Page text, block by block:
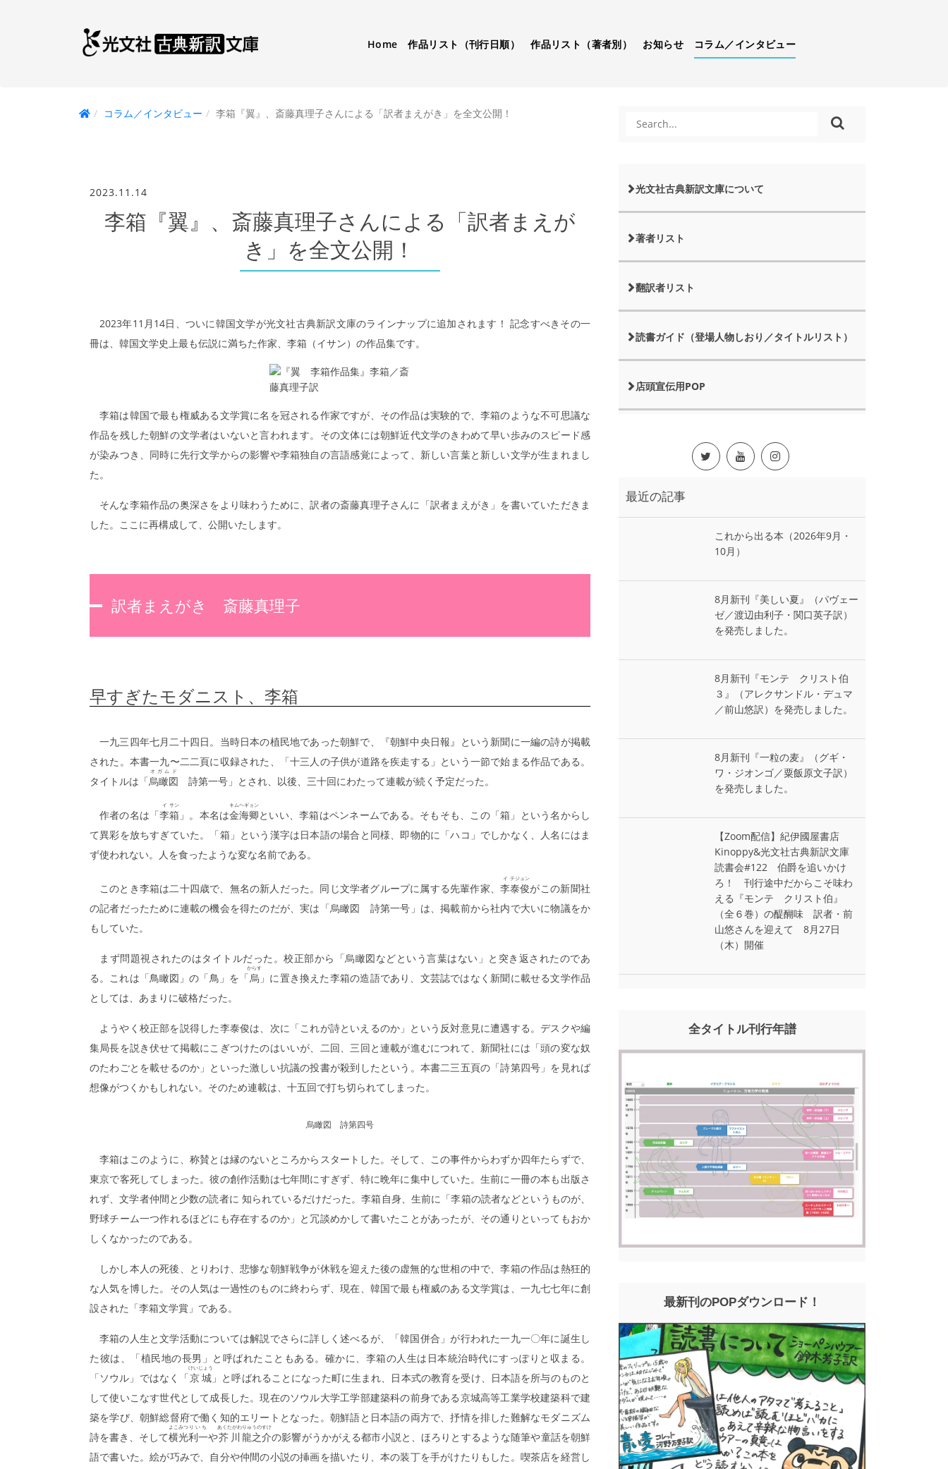
Home 作品リスト（刊行日順） 作品リスト（著者別） お知らせ コラム／インタビュー
コラム／インタビュー 李箱『翼』、斎藤真理子さんによる「訳者まえがき」を全文公開！
2023.11.14
李箱『翼』、斎藤真理子さんによる「訳者まえが
き」を全文公開！
2023年11月14日、ついに韓国文学が光文社古典新訳文庫のラインナップに追加されます！ 記念すべきその一
冊は、韓国文学史上最も伝説に満ちた作家、李箱（イサン）の作品集です。
李箱は韓国で最も権威ある文学賞に名を冠される作家ですが、その作品は実験的で、李箱のような不可思議な
作品を残した朝鮮の文学者はいないと言われます。その文体には朝鮮近代文学のきわめて早い歩みのスピード感
が染みつき、同時に先行文学からの影響や李箱独自の言語感覚によって、新しい言葉と新しい文学が生まれまし
た。
そんな李箱作品の奥深さをより味わうために、訳者の斎藤真理子さんに「訳者まえがき」を書いていただきま
した。ここに再構成して、公開いたします。
訳者まえがき 斎藤真理子
早すぎたモダニスト、李箱
一九三四年七月二十四日。当時日本の植民地であった朝鮮で、『朝鮮中央日報』という新聞に一編の詩が掲載
された。本書一九〜二二頁に収録された、「十三人の子供が道路を疾走する」という一節で始まる作品である。
タイトルは「烏瞰図
オガムド
詩第一号」とされ、以後、三十回にわたって連載が続く予定だった。
作者の名は「李
イ
箱
サン
」。本名は金
キム
海卿
ヘギョン
といい、李箱はペンネームである。そもそも、この「箱」という名からし
て異彩を放ちすぎていた。「箱」という漢字は日本語の場合と同様、即物的に「ハコ」でしかなく、人名にはま
ず使われない。人を食ったような変な名前である。
このとき李箱は二十四歳で、無名の新人だった。同じ文学者グループに属する先輩作家、 李
イ
泰俊
テジュン
がこの新聞社
の記者だったために連載の機会を得たのだが、実は「烏瞰図 詩第一号」は、掲載前から社内で大いに物議をか
もしていた。
まず問題視されたのはタイトルだった。校正部から「烏瞰図などという言葉はない」と突き返されたのであ
る。これは「鳥瞰図」の「鳥」を「烏
からす
」に置き換えた李箱の造語であり、文芸誌ではなく新聞に載せる文学作品
としては、あまりに破格だった。
ようやく校正部を説得した李泰俊は、次に「これが詩といえるのか」という反対意見に遭遇する。デスクや編
集局長を説き伏せて掲載にこぎつけたのはいいが、二回、三回と連載が進むにつれて、新聞社には「頭の変な奴
のたわごとを載せるのか」といった激しい抗議の投書が殺到したという。本書二三五頁の「詩第四号」を見れば
想像がつくかもしれない。そのため連載は、十五回で打ち切られてしまった。
烏瞰図 詩第四号
李箱はこのように、称賛とは縁のないところからスタートした。そして、この事件からわずか四年たらずで、
東京で客死してしまった。彼の創作活動は七年間にすぎず、特に晩年に集中していた。生前に一冊の本も出版さ
れず、文学者仲間と少数の読者に 知られているだけだった。李箱自身、生前に「李箱の読者などというものが、
野球チーム一つ作れるほどにも存在するのか」と冗談めかして書いたことがあったが、その通りといってもおか
しくなかったのである。
しかし本人の死後、とりわけ、悲惨な朝鮮戦争が休戦を迎えた後の虚無的な世相の中で、李箱の作品は熱狂的
な人気を博した。その人気は一過性のものに終わらず、現在、韓国で最も権威のある文学賞は、一九七七年に創
設された「李箱文学賞」である。
李箱の人生と文学活動については解説でさらに詳しく述べるが、「韓国併合」が行われた一九一〇年に誕生し
た彼は、「植民地の長男」と呼ばれたこともある。確かに、李箱の人生は日本統治時代にすっぽりと収まる。
「ソウル」ではなく「京城
けいじょう
」と呼ばれることになった町に生まれ、日本式の教育を受け、日本語を所与のものと
して使いこなす世代として成長した。現在のソウル大学工学部建築科の前身である京城高等工業学校建築科で建
築を学び、朝鮮総督府で働く知的エリートとなった。朝鮮語と日本語の両方で、抒情を排した難解なモダニズム
詩を書き、そして横光
よこみつ
利一
りいち
や芥川
あくたがわ
龍之介
りゅうのすけ
の影響がうかがえる都市小説と、ほろりとするような随筆や童話を朝鮮
語で書いた。絵が巧みで、自分や仲間の小説の挿画を描いたり、本の装丁を手がけたりもした。喫茶店を経営し
光文社古典新訳文庫について
著者リスト
翻訳者リスト
読書ガイド（登場人物しおり／タイトルリスト）
店頭宣伝用POP
最近の記事
これから出る本（2026年9月・
10月）
8月新刊『美しい夏』（パヴェー
ゼ／渡辺由利子・関口英子訳）
を発売しました。
8月新刊『モンテ゠クリスト伯
３』（アレクサンドル・デュマ
／前山悠訳）を発売しました。
8月新刊『一粒の麦』（グギ・
ワ・ジオンゴ／粟飯原文子訳）
を発売しました。
【Zoom配信】紀伊國屋書店
Kinoppy&光文社古典新訳文庫
読書会#122 伯爵を追いかけ
ろ！ 刊行途中だからこそ味わ
える『モンテ゠クリスト伯』
（全６巻）の醍醐味 訳者・前
山悠さんを迎えて 8月27日
（木）開催
全タイトル刊行年譜
最新刊のPOPダウンロード！